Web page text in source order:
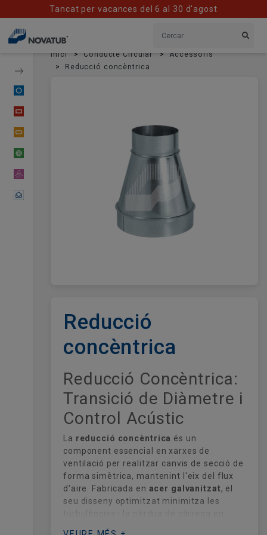
Tancat per vacances del 6 al 30 d'agost
Inici Conducte Circular
Accessoris
Reducció concèntrica
Reducció
concèntrica
Reducció Concèntrica:
Transició de Diàmetre i
Control Acústic
La reducció concèntrica és un
component essencial en xarxes de
ventilació per realitzar canvis de secció de
forma simètrica, mantenint l'eix del flux
d'aire. Fabricada en acer galvanitzat, el
seu disseny optimitzat minimitza les